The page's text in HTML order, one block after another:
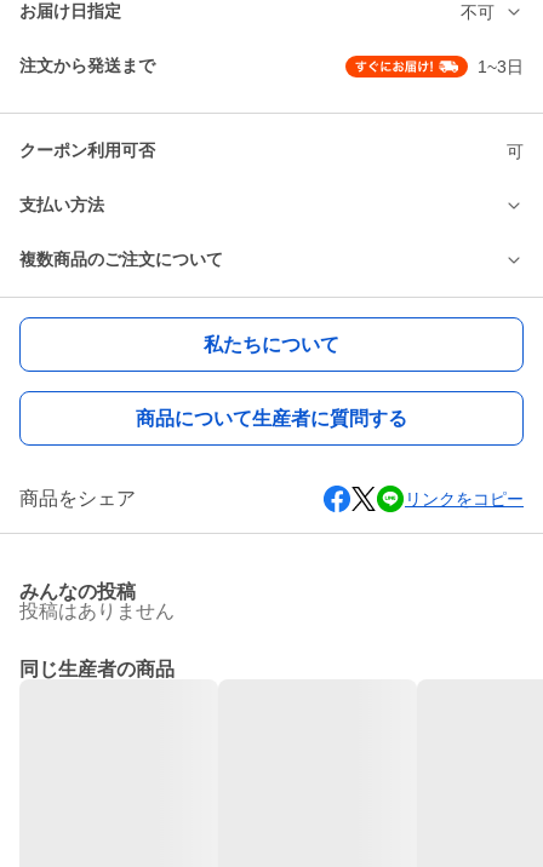
お届け日指定 不可
注文から発送まで 1~3日
クーポン利用可否 可
支払い方法
複数商品のご注文について
私たちについて
商品について生産者に質問する
商品をシェア リンクをコピー
みんなの投稿
投稿はありません
同じ生産者の商品